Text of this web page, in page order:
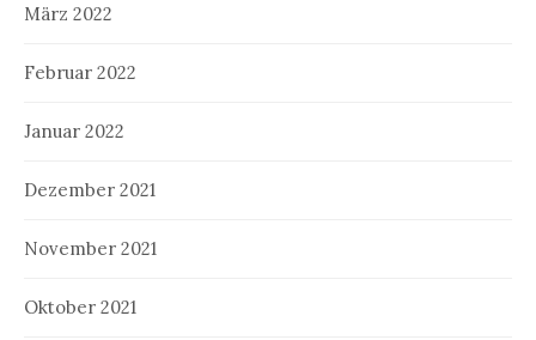
März 2022
Februar 2022
Januar 2022
Dezember 2021
November 2021
Oktober 2021